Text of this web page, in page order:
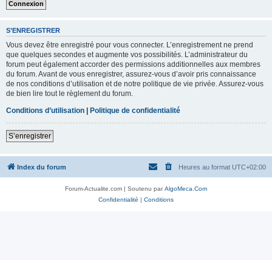
S’ENREGISTRER
Vous devez être enregistré pour vous connecter. L’enregistrement ne prend
que quelques secondes et augmente vos possibilités. L’administrateur du
forum peut également accorder des permissions additionnelles aux membres
du forum. Avant de vous enregistrer, assurez-vous d’avoir pris connaissance
de nos conditions d’utilisation et de notre politique de vie privée. Assurez-vous
de bien lire tout le règlement du forum.
Conditions d’utilisation | Politique de confidentialité
S’enregistrer
Index du forum Heures au format UTC+02:00
Forum-Actualite.com | Soutenu parAlgoMeca.Com
Confidentialité | Conditions